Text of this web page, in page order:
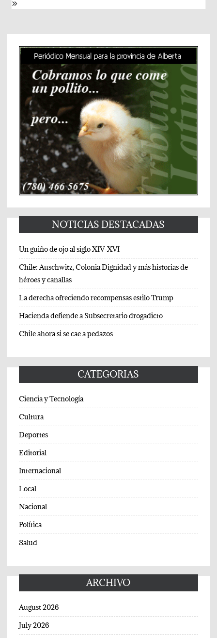
NOTICIAS DESTACADAS
Un guiño de ojo al siglo XIV-XVI
Chile: Auschwitz, Colonia Dignidad y más historias de
héroes y canallas
La derecha ofreciendo recompensas estilo Trump
Hacienda defiende a Subsecretario drogadicto
Chile ahora si se cae a pedazos
CATEGORIAS
Ciencia y Tecnología
Cultura
Deportes
Editorial
Internacional
Local
Nacional
Política
Salud
ARCHIVO
August 2026
July 2026